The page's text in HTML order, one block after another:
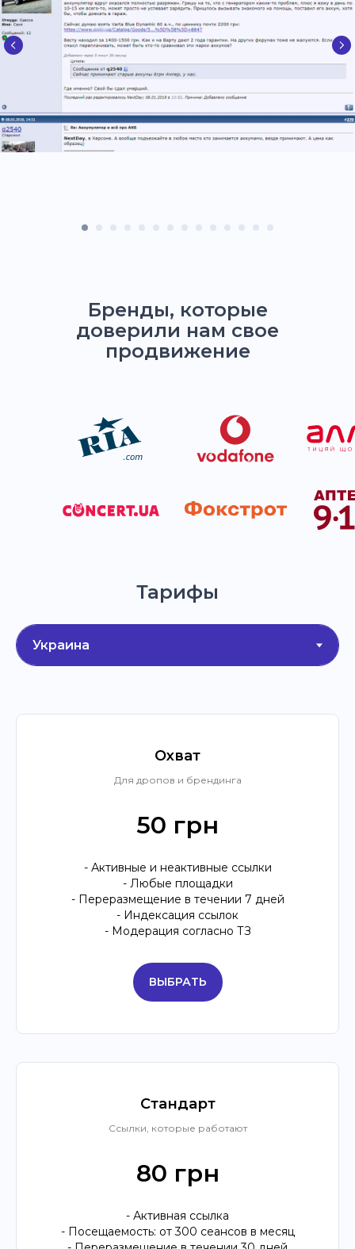
Бренды, которые
доверили нам свое
продвижение
Тарифы
Охват
Для дропов и брендинга
50 грн
- Активные и неактивные ссылки
- Любые площадки
- Переразмещение в течении 7 дней
- Индексация ссылок
- Модерация согласно ТЗ
ВЫБРАТЬ
Стандарт
Ссылки, которые работают
80 грн
- Активная ссылка
- Посещаемость: от 300 сеансов в месяц